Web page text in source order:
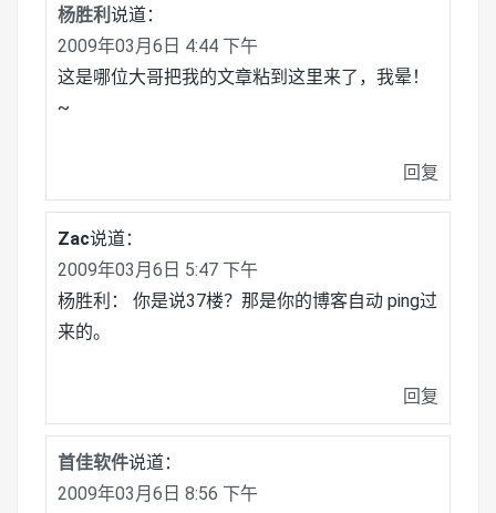
杨胜利 说道：
2009年03月6日 4:44 下午
这是哪位大哥把我的文章粘到这里来了，我晕！
~
回复
Zac说道：
2009年03月6日 5:47 下午
杨胜利： 你是说37楼？那是你的博客自动 ping过
来的。
回复
首佳软件说道：
2009年03月6日 8:56 下午